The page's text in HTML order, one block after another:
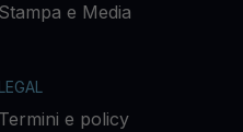
Stampa e Media
LEGAL
Termini e policy